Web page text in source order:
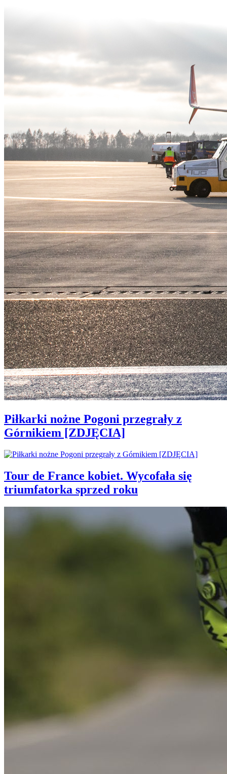
Piłkarki nożne Pogoni przegrały z
Górnikiem [ZDJĘCIA]
Tour de France kobiet. Wycofała się
triumfatorka sprzed roku